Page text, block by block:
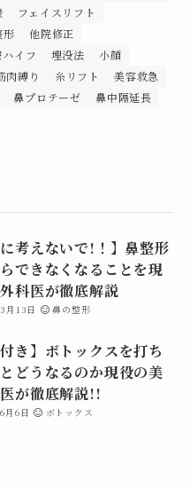
フェイスリフト
形
他院修正
ハイフ 埋没法
小顔
肉縛り 糸リフト
美容救急
鼻プロテーゼ
鼻中隔延長
に考えないで!！】鼻整形
できなくなることを現
科医が徹底解説
月13日 鼻の整形
付き】ボトックスを打ち
どうなるのか現役の美
が徹底解説!!
月6日 ボトックス